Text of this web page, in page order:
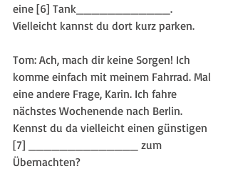
eine [6] Tank____________.
Vielleicht kannst du dort kurz parken.
Tom: Ach, mach dir keine Sorgen! Ich
komme einfach mit meinem Fahrrad. Mal
eine andere Frage, Karin. Ich fahre
nächstes Wochenende nach Berlin.
Kennst du da vielleicht einen günstigen
[7] ______________ zum
Übernachten?